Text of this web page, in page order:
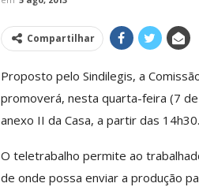
Compartilhar
Proposto pelo Sindilegis, a
promoverá, nesta quarta-feira (7
anexo II da Casa, a partir das 14h30.
O teletrabalho permite ao
de onde possa enviar a produção
Reúne